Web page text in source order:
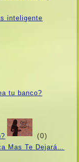
inteligente
tu banco?
(0)
Mas Te Dejará…